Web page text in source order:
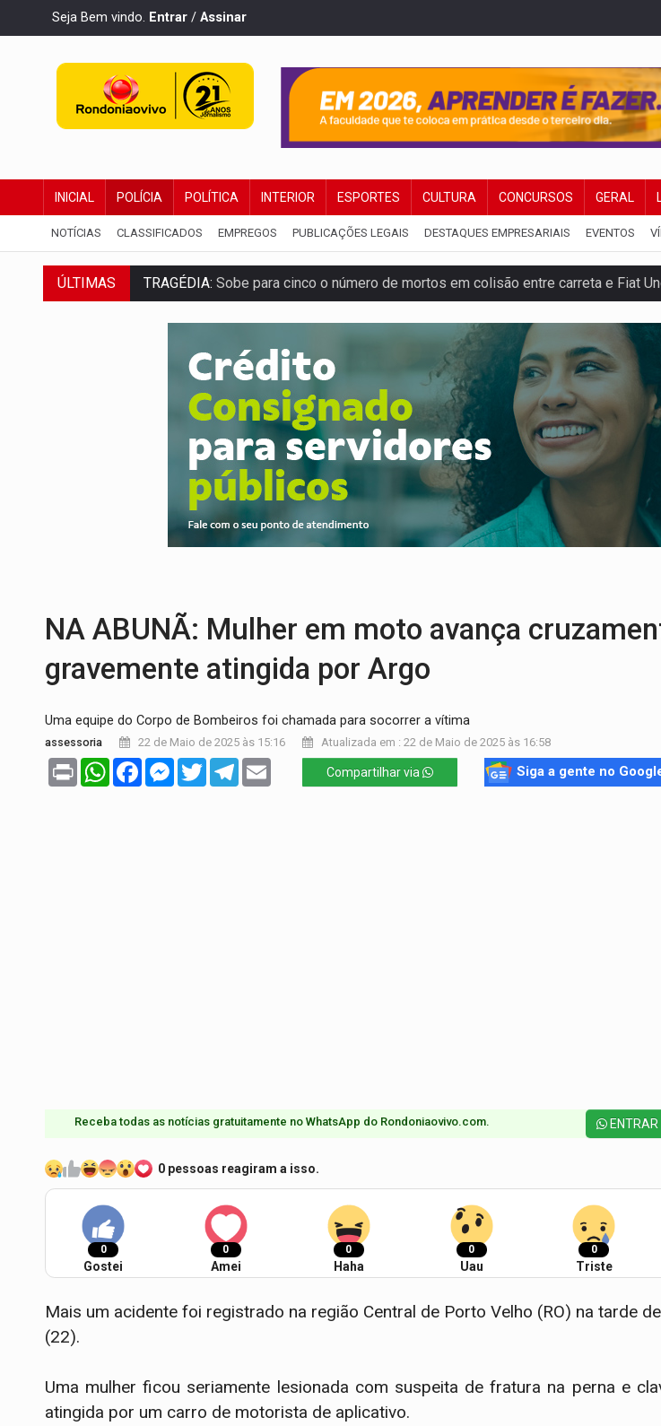
Seja Bem vindo. Entrar / Assinar
INICIAL POLÍCIA POLÍTICA INTERIOR ESPORTES CULTURA CONCURSOS GERAL
NOTÍCIAS CLASSIFICADOS EMPREGOS PUBLICAÇÕES LEGAIS DESTAQUES EMPRESARIAIS EVENTOS
ÚLTIMAS
TRANSPORTE DE ARROZ:
Sancionada lei contra violência sexual infantil na internet e via IA
COLEGIADO:Brasil e Rússia discutem energia nuclear, defesa e ciência em Brasília
URGENTE:Colisão entre caminhão e carro deixa quatro mortos e um em estado
ENCONTRO:Amazônia Negra ganha projeção nacional com participação de
PREVISÃO: Porto Velho tem chances de chuvas isoladas nesta sexta-feira (7)
SINDICATOS UNIDOS: Assembleia Geral delibera greve da educação municipal
PROCESSO SELETIVO:Rondoniaovivo abre oficina de Comunicação com
NA ABUNÃ: Mulher em moto avança
gravemente atingida por Argo
Uma equipe do Corpo de Bombeiros foi chamada para socorrer a vítima
assessoria 22 de Maio de 2025 às 15:16 Atualizada em : 22 de Maio de 2025 às 16:58
Print WhatsAppFacebookMessenger
TwitterTelegram Compartilhar via Siga a gente no
Receba todas as notícias gratuitamente no WhatsApp do Rondoniaovivo.com.​ ENTRAR
0 pessoas reagiram a isso.
0
Gostei
0
Amei
0
Haha
0
Uau
0
Triste
Mais um acidente foi registrado na região Central de Porto Velho (RO) na tarde
(22).
Uma mulher ficou seriamente lesionada com suspeita de fratura na perna e
atingida por um carro de motorista de aplicativo.